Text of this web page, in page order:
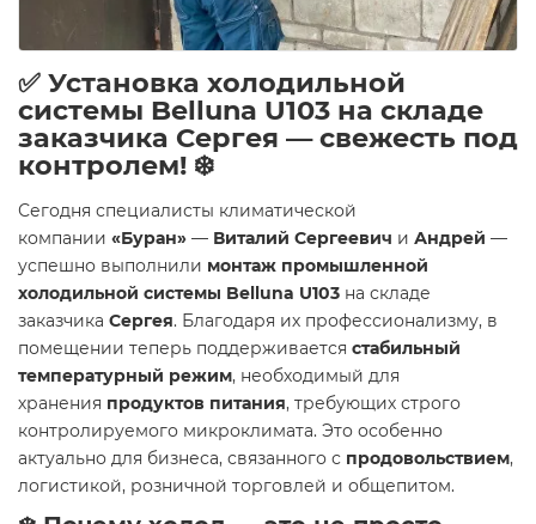
✅ Установка холодильной
системы Belluna U103 на складе
заказчика Сергея — свежесть под
контролем! ❄️
Сегодня специалисты климатической
компании «Буран» — Виталий Сергеевич и Андрей —
успешно выполнили монтаж промышленной
холодильной системы Belluna U103 на складе
заказчика Сергея. Благодаря их профессионализму, в
помещении теперь поддерживается стабильный
температурный режим, необходимый для
хранения продуктов питания, требующих строго
контролируемого микроклимата. Это особенно
актуально для бизнеса, связанного с продовольствием,
логистикой, розничной торговлей и общепитом.